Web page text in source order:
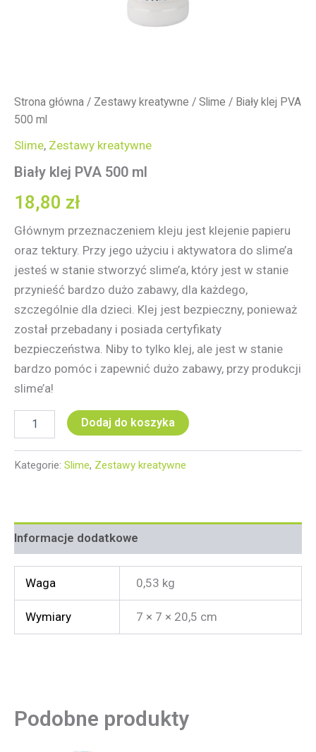
Strona główna / Zestawy kreatywne / Slime / Biały klej PVA
500 ml
Slime, Zestawy kreatywne
Biały klej PVA 500 ml
18,80 zł
Głównym przeznaczeniem kleju jest klejenie papieru
oraz tektury. Przy jego użyciu i aktywatora do slime’a
jesteś w stanie stworzyć slime’a, który jest w stanie
przynieść bardzo dużo zabawy, dla każdego,
szczególnie dla dzieci. Klej jest bezpieczny, ponieważ
został przebadany i posiada certyfikaty
bezpieczeństwa. Niby to tylko klej, ale jest w stanie
bardzo pomóc i zapewnić dużo zabawy, przy produkcji
slime’a!
Dodaj do koszyka
Kategorie: Slime, Zestawy kreatywne
Informacje dodatkowe
Waga 0,53 kg
Wymiary 7 × 7 × 20,5 cm
Podobne produkty